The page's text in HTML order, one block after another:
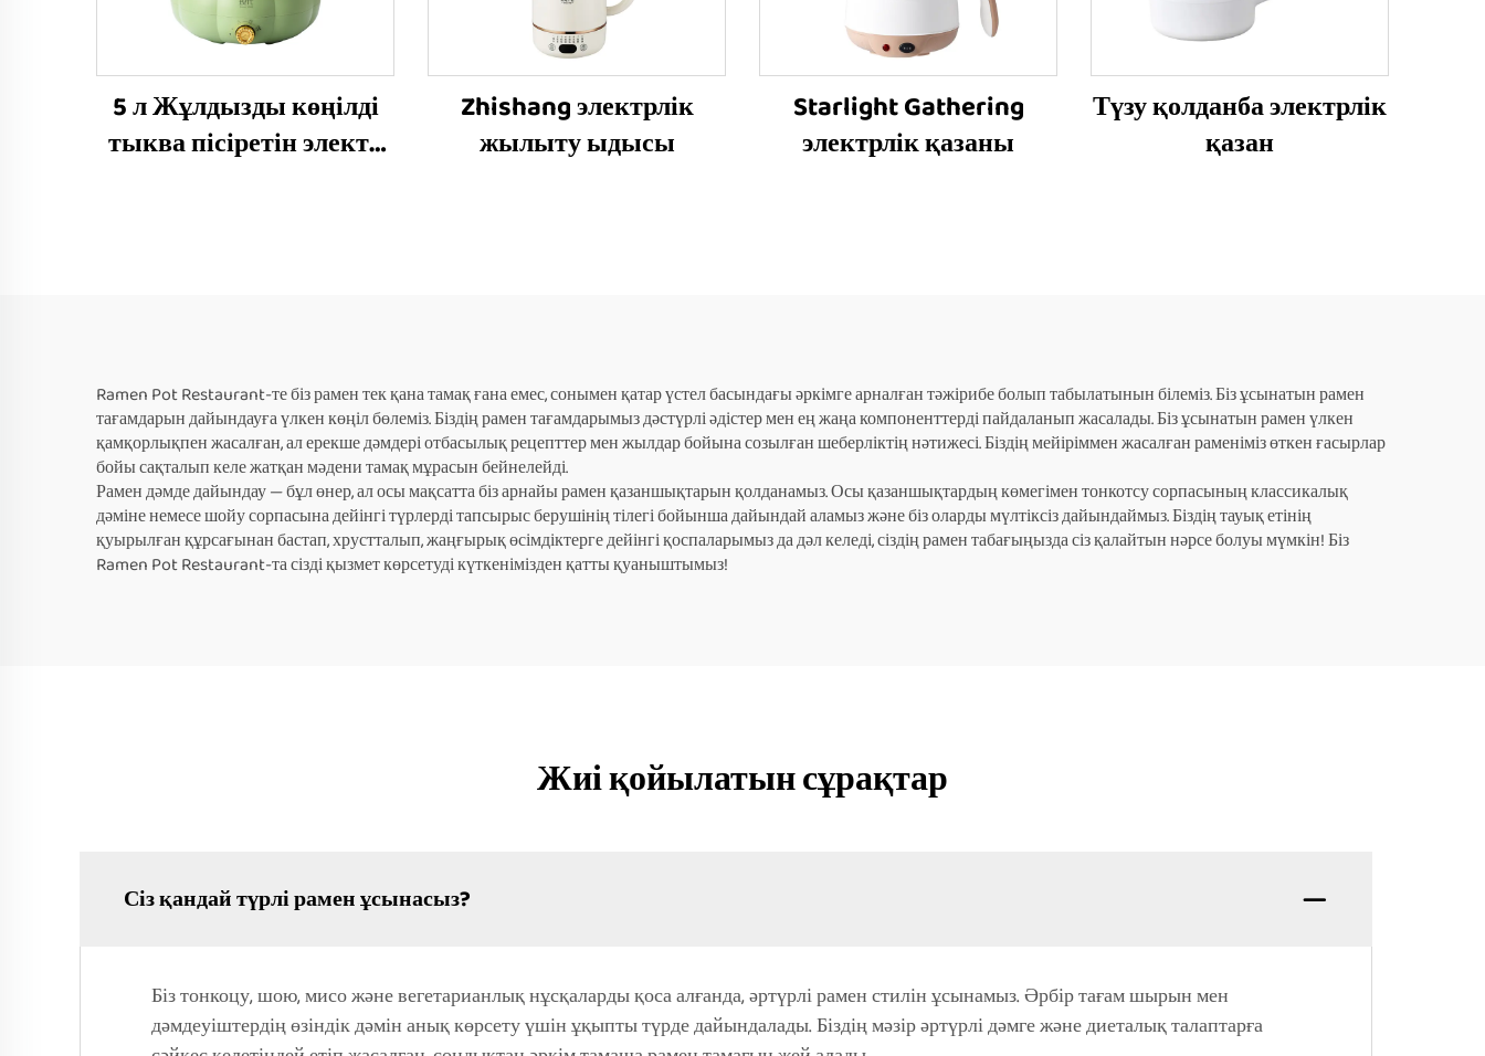
5 л Жұлдызды көңілді
тыква пісіретін электр
Zhishang электрлік
жылыту ыдысы
Starlight Gathering
электрлік қазаны
Түзу қолданба электрлік
қазан
Ramen Pot Restaurant-те біз рамен тек қана тамақ ғана емес, сонымен қатар үстел басындағы әркімге арналған тәжірибе болып табылатынын білеміз. Біз ұсынатын рамен
тағамдарын дайындауға үлкен көңіл бөлеміз. Біздің рамен тағамдарымыз дәстүрлі әдістер мен ең жаңа компоненттерді пайдаланып жасалады. Біз ұсынатын рамен үлкен
қамқорлықпен жасалған, ал ерекше дәмдері отбасылық рецепттер мен жылдар бойына созылған шеберліктің нәтижесі. Біздің мейіріммен жасалған раменіміз өткен ғасырлар
бойы сақталып келе жатқан мәдени тамақ мұрасын бейнелейді.
Рамен дәмде дайындау — бұл өнер, ал осы мақсатта біз арнайы рамен қазаншықтарын қолданамыз. Осы қазаншықтардың көмегімен тонкотсу сорпасының классикалық
дәміне немесе шойу сорпасына дейінгі түрлерді тапсырыс берушінің тілегі бойынша дайындай аламыз және біз оларды мүлтіксіз дайындаймыз. Біздің тауық етінің
қуырылған құрсағынан бастап, хрустталып, жаңғырық өсімдіктерге дейінгі қоспаларымыз да дәл келеді, сіздің рамен табағыңызда сіз қалайтын нәрсе болуы мүмкін! Біз
Ramen Pot Restaurant-та сізді қызмет көрсетуді күткенімізден қатты қуаныштымыз!
Жиі қойылатын сұрақтар
Сіз қандай түрлі рамен ұсынасыз?
Біз тонкоцу, шою, мисо және вегетарианлық нұсқаларды қоса алғанда, әртүрлі рамен стилін ұсынамыз. Әрбір тағам шырын мен
дәмдеуіштердің өзіндік дәмін анық көрсету үшін ұқыпты түрде дайындалады. Біздің мәзір әртүрлі дәмге және диеталық талаптарға